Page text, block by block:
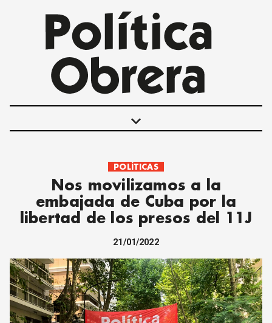
keyboard_arrow_down
POLÍTICAS
INTERNACIONALES
MOVIMIENTO OBRERO
MUJER
JUVENTUD
CORREO DE LECTORES
DEBATE
ARCHIVO
POLÍTICAS
Nos movilizamos a la
embajada de Cuba por la
libertad de los presos del 11J
21/01/2022